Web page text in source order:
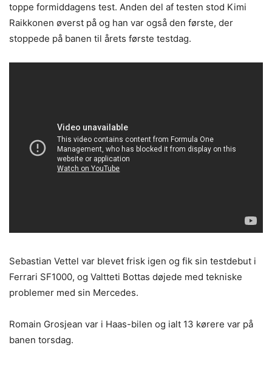
toppe formiddagens test. Anden del af testen stod Kimi
Raikkonen øverst på og han var også den første, der
stoppede på banen til årets første testdag.
Sebastian Vettel var blevet frisk igen og fik sin testdebut i
Ferrari SF1000, og Valtteti Bottas døjede med tekniske
problemer med sin Mercedes.
Romain Grosjean var i Haas-bilen og ialt 13 kørere var på
banen torsdag.